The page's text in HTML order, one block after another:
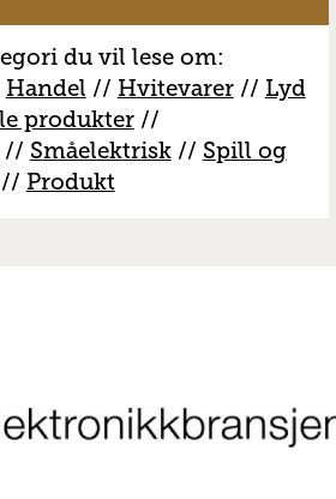
du vil lese om:
Handel // Hvitevarer// Lyd
produkter//
Småelektrisk// Spill og
// Produkt